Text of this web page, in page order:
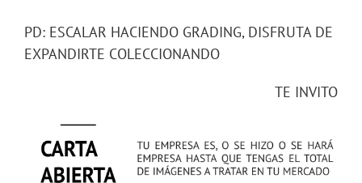
PD: ESCALAR HACIENDO GRADING, DISFRUTA DE
EXPANDIRTE COLECCIONANDO
TE INVITO